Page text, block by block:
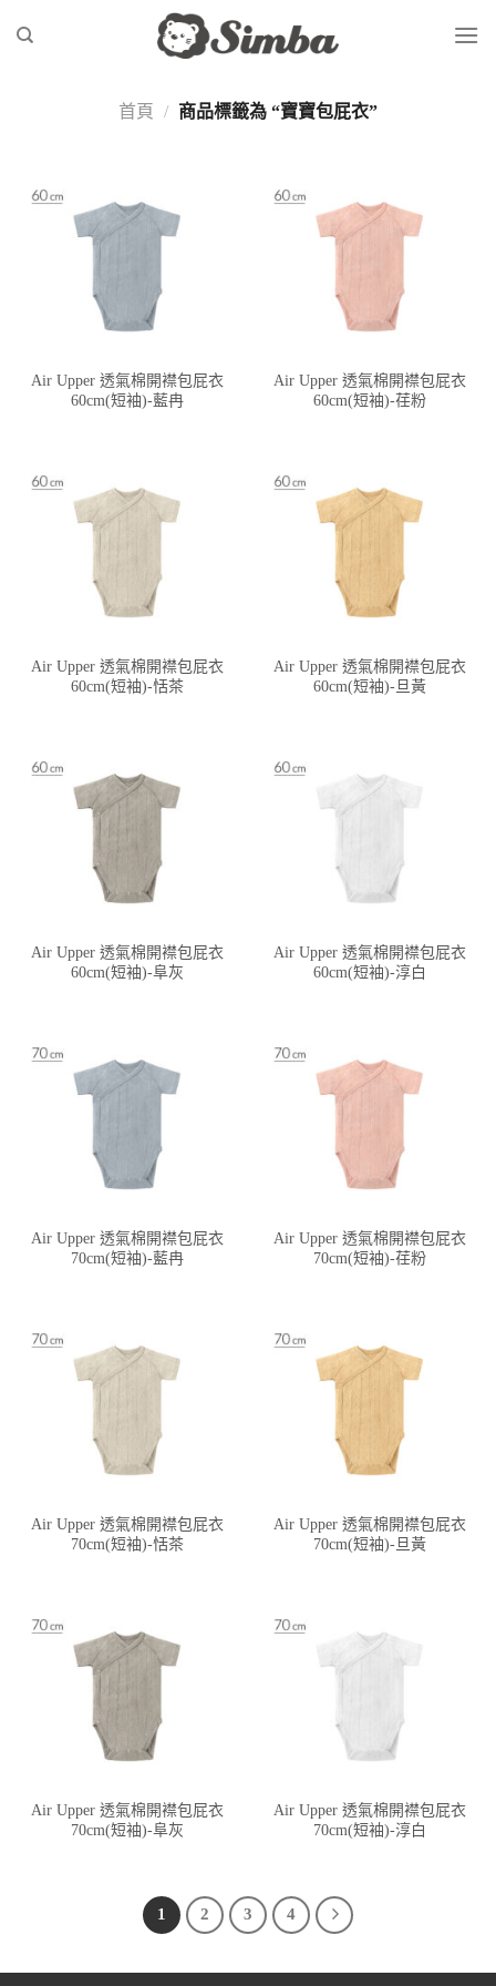
首頁 / 商品標籤為 “寶寶包屁衣”
Air Upper 透氣棉開襟包屁衣
60cm(短袖)-藍冉
Air Upper 透氣棉開襟包屁衣
60cm(短袖)-荏粉
Air Upper 透氣棉開襟包屁衣
60cm(短袖)-恬茶
Air Upper 透氣棉開襟包屁衣
60cm(短袖)-旦黃
Air Upper 透氣棉開襟包屁衣
60cm(短袖)-阜灰
Air Upper 透氣棉開襟包屁衣
60cm(短袖)-淳白
Air Upper 透氣棉開襟包屁衣
70cm(短袖)-藍冉
Air Upper 透氣棉開襟包屁衣
70cm(短袖)-荏粉
Air Upper 透氣棉開襟包屁衣
70cm(短袖)-恬茶
Air Upper 透氣棉開襟包屁衣
70cm(短袖)-旦黃
Air Upper 透氣棉開襟包屁衣
70cm(短袖)-阜灰
Air Upper 透氣棉開襟包屁衣
70cm(短袖)-淳白
1 2 3 4